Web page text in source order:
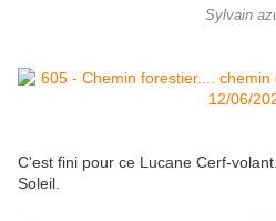
Sylvain
C'est fini pour ce Lucane Cerf-
Soleil.